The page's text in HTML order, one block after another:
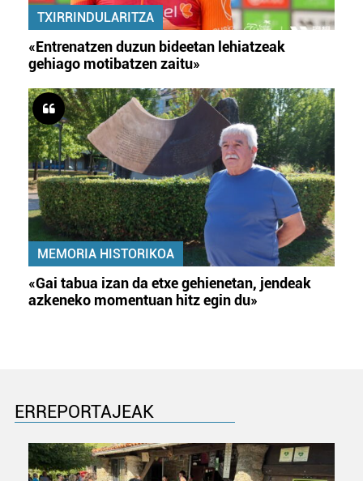
TXIRRINDULARITZA
«Entrenatzen duzun bideetan lehiatzeak
gehiago motibatzen zaitu»
MEMORIA HISTORIKOA
«Gai tabua izan da etxe gehienetan, jendeak
azkeneko momentuan hitz egin du»
ERREPORTAJEAK